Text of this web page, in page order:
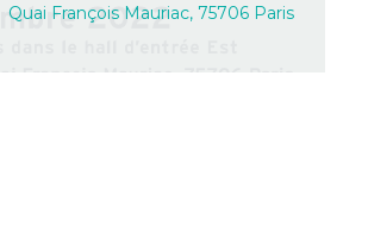
Quai François Mauriac, 75706 Paris